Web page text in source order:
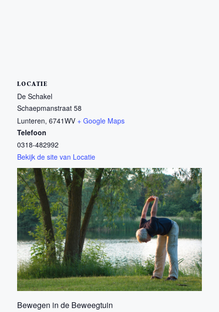
LOCATIE
De Schakel
Schaepmanstraat 58
Lunteren, 6741WV + Google Maps
Telefoon
0318-482992
Bekijk de site van Locatie
Bewegen in de Beweegtuin